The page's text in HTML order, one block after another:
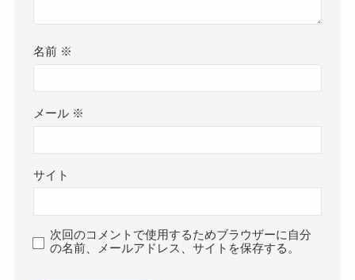
名前 ※
メール ※
サイト
次回のコメントで使用するためブラウザーに自分
の名前、メールアドレス、サイトを保存する。